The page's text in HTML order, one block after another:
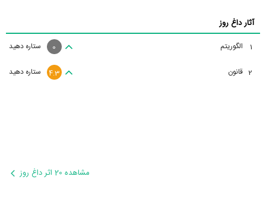
آثار داغ روز
1 الگوریتم ستاره دهید 0
2 قانون ستاره دهید 4.3
مشاهده 20 اثر داغ روز